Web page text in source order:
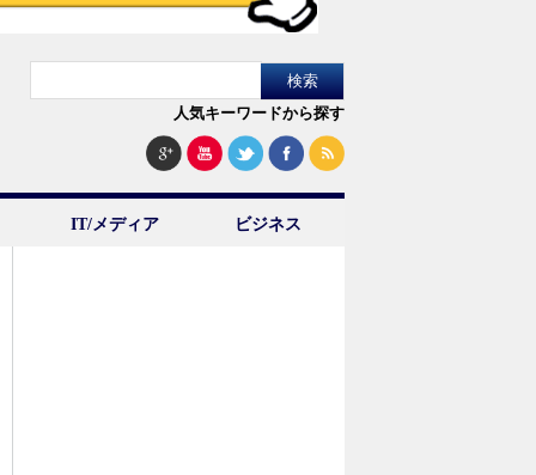
人気キーワードから探す
IT/メディア ビジネス